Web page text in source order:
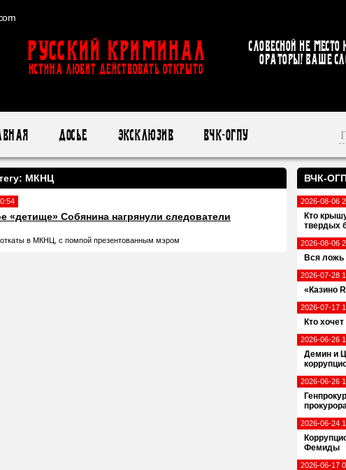
Русский Криминал
ИСТИНА ЛЮБИТ ДЕЙСТВОВАТЬ ОТКРЫТО
Словесной не
ораторы! Ваше
Досье Эксклюзив ВЧК-ОГПУ
ВЧК-
2026-08-06
Кто
твердых
2026-08-06
Вся
2026-07-28
«Казино
2026-07-17
Кто
2026-06-26
Демин и
2026-06-26
2026-06-24
Фемиды
2026-06-17
МКНЦ
«детище» Собянина нагрянули следователи
откаты в МКНЦ, с помпой презентованным мэром